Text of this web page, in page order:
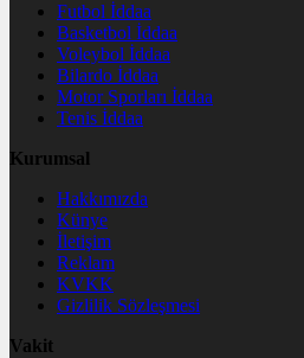
Futbol İddaa
Basketbol İddaa
Voleybol İddaa
Bilardo İddaa
Motor Sporları İddaa
Tenis İddaa
Kurumsal
Hakkımızda
Künye
İletişim
Reklam
KVKK
Gizlilik Sözleşmesi
Vakit